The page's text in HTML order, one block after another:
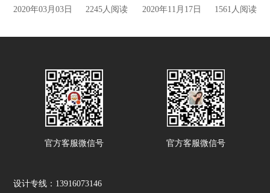
2020年03月03日 2245人阅读 2020年11月17日 1561人阅读
官方客服微信号 官方客服微信号
设计专线：13916073146